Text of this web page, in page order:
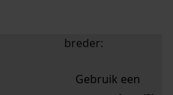
breder:
Gebruik een